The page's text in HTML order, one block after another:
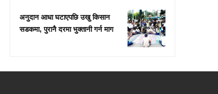
अनुदान आधा घटाएपछि उखु किसान
सडकमा, पुरानै दरमा भुक्तानी गर्न माग